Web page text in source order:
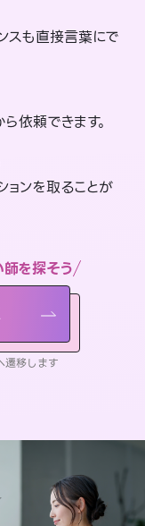
スも直接言葉にで
依頼できます。
ョンを取ることが
を探そう
遷移します